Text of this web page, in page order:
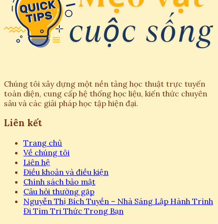
Chúng tôi xây dựng một nền tảng học thuật trực tuyến
toàn diện, cung cấp hệ thống học liệu, kiến thức chuyên
sâu và các giải pháp học tập hiện đại.
Liên kết
Trang chủ
Về chúng tôi
Liên hệ
Điều khoản và điều kiện
Chính sách bảo mật
Câu hỏi thường gặp
Nguyễn Thị Bích Tuyền – Nhà Sáng Lập Hành Trình
Đi Tìm Tri Thức Trong Bạn